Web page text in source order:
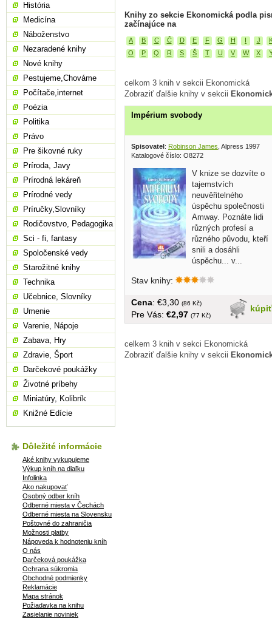
Knihy zo sekcie Ekonomická podla
začínajúce na
A B C Č D E F G H I J
O
P Q R S Š T U V W X
celkom 3 knih v sekcii Ekonomická
Zobraziť ďalšie knihy v sekcii
Impérium svobody
Spisovatel: Robinson James , Alpress 1997
Katalogové číslo: O8272
V knize se dozvíte o
tajemstvích
neuvěřitelného
úspěchu společnosti
Amway. Poznáte lidi
různých profesí a
různého původu, kteří
snili a dosáhli
úspěchu... v...
Stav knihy:
kúpiť
Cena: €3,30 (86 Kč)
Pre Vás: €2,97 (77 Kč)
celkem 3 knih v sekci Ekonomická
Zobraziť ďalšie knihy v sekcii
História
Medicína
Náboženstvo
Nezaradené knihy
Nové knihy
Pestujeme,Chováme
Počítače,internet
Poézia
Politika
Právo
Pre šikovné ruky
Príroda, Javy
Prírodná lekáreň
Prírodné vedy
Príručky,Slovníky
Rodičovstvo, Pedagogika
Sci - fi, fantasy
Spoločenské vedy
Starožitné knihy
Technika
Učebnice, Slovníky
Umenie
Varenie, Nápoje
Zabava, Hry
Zdravie, Šport
Darčekové poukážky
Životné príbehy
Miniatúry, Kolibrík
Knižné Edície
Dôležité informácie
Aké knihy vykupujeme
Výkup kníh na diaľku
Infolinka
Ako nakupovať
Osobný odber kníh
Odberné miesta v Čechách
Odberné miesta na Slovensku
Poštovné do zahraničia
Možnosti platby
Nápoveda k hodnoteniu kníh
O nás
Darčeková poukážka
Ochrana súkromia
Obchodné podmienky
Reklamácie
Mapa stránok
Požiadavka na knihu
Zasielanie noviniek